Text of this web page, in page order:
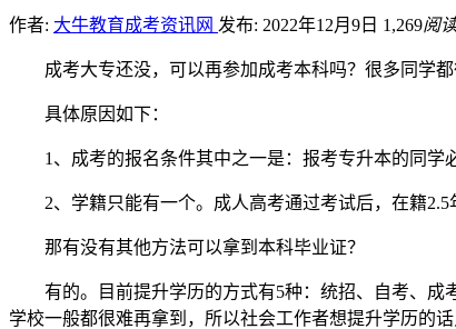
作者: 大牛教育成考资讯网 发布: 2022年12月9日 1,269阅
成考大专还没，可以再参加成考本科吗？很多同学
具体原因如下：
1、成考的报名条件其中之一是：报考专升本的同学
2、学籍只能有一个。成人高考通过考试后，在籍
那有没有其他方法可以拿到本科毕业证？
有的。目前提升学历的方式有5种：统招、自考、
学校一般都很难再拿到，所以社会工作者想提升学历的话